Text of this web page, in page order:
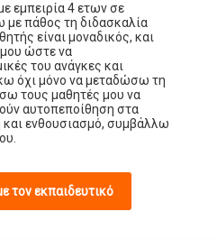
εμπειρία 4 ετων σε
με πάθος τη διδασκαλία
είναι μοναδικός, και
ώστε να
του ανάγκες και
όχι μόνο να μεταδώσω τη
τους μαθητές μου να
αυτοπεποίθηση στα
ενθουσιασμό, συμβάλλω
τον εκπαιδευτικό